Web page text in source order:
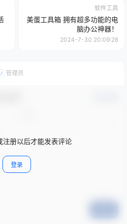
软件工具
美蛋工具箱 拥有超多功能的电
脑办公神器！
2024-7-30 20:09:28
管理员
注册以后才能发表评论
登录